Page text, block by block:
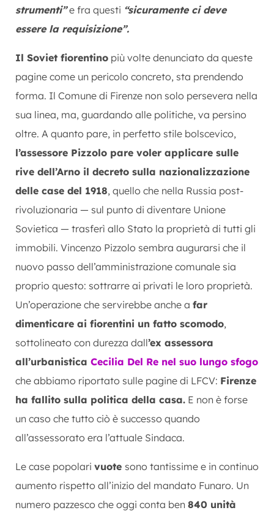
strumenti”e fra questi “sicuramente ci deve
essere la requisizione”.
Il Soviet fiorentino più volte denunciato da queste
pagine come un pericolo concreto, sta prendendo
forma. Il Comune di Firenze non solo persevera nella
sua linea, ma, guardando alle politiche, va persino
oltre. A quanto pare, in perfetto stile bolscevico,
l’assessore Pizzolo pare voler applicare sulle
rive dell’Arno il decreto sulla nazionalizzazione
delle case del 1918, quello che nella Russia post-
rivoluzionaria — sul punto di diventare Unione
Sovietica — trasferì allo Stato la proprietà di tutti gli
immobili. Vincenzo Pizzolo sembra augurarsi che il
nuovo passo dell’amministrazione comunale sia
proprio questo: sottrarre ai privati le loro proprietà.
Un’operazione che servirebbe anche a far
dimenticare ai fiorentini un fatto scomodo,
sottolineato con durezza dall’ex assessora
all’urbanistica Cecilia Del Re nel suo lungo sfogo
che abbiamo riportato sulle pagine di LFCV: Firenze
ha fallito sulla politica della casa. E non è forse
un caso che tutto ciò è successo quando
all’assessorato era l’attuale Sindaca.
Le case popolari vuote sono tantissime e in continuo
aumento rispetto all’inizio del mandato Funaro. Un
numero pazzesco che oggi conta ben 840 unità